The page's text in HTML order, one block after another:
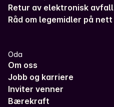
Retur av elektronisk avfall
Råd om legemidler på nett
Oda
Om oss
Jobb og karriere
Inviter venner
Bærekraft